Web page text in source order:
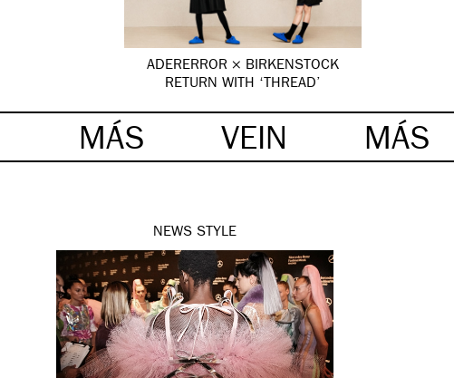
ADERERROR × BIRKENSTOCK
RETURN WITH ‘THREAD’
MÁS VEIN MÁS
NEWS STYLE